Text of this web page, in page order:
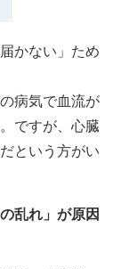
かない」ため
病気で血流が
ですが、心臓
という方がい
乱れ」が原因